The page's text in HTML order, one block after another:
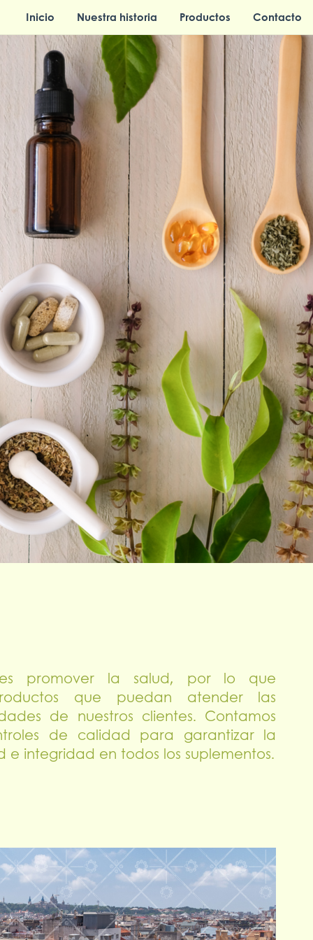
Inicio Nuestra historia Productos Contacto
es promover la salud, por lo que
que puedan atender las
de nuestros clientes. Contamos
de calidad para garantizar la
e integridad en todos los suplementos.